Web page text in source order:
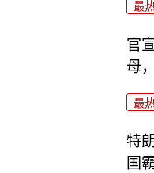
最
官
母
最
特
国